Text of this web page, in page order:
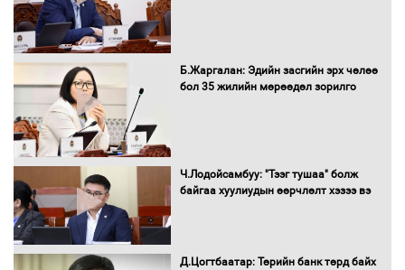
С.Амарсайхан: Иргэдийг хохироосон
ААН-ийн нуугтмал хөрөнгийг
Н.Номтойбаяр: Аймгуудад тулгамдаж
Б.Жаргалан: Эдийн засгийн эрх чөлөө
бол 35 жилийн мөрөөдөл зорилго
Ч.Лодойсамбуу: "Тээг тушаа" болж
байгаа хуулиудын өөрчлөлт хэзээ вэ
Д.Цогтбаатар: Төрийн банк төрд байх